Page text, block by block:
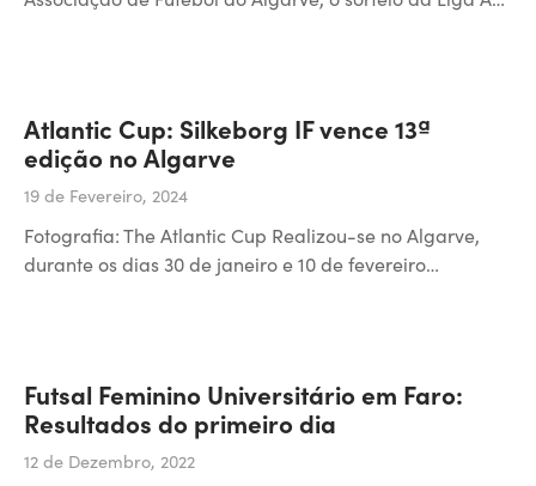
Atlantic Cup: Silkeborg IF vence 13ª
edição no Algarve
19 de Fevereiro, 2024
Fotografia: The Atlantic Cup Realizou-se no Algarve,
durante os dias 30 de janeiro e 10 de fevereiro…
Futsal Feminino Universitário em Faro:
Resultados do primeiro dia
12 de Dezembro, 2022